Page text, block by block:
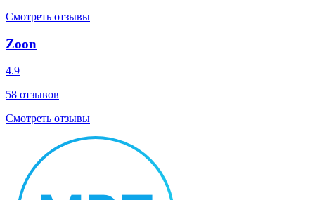
Смотреть отзывы
Zoon
4.9
58 отзывов
Смотреть отзывы